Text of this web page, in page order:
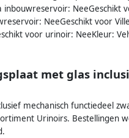
NeeGeschikt
NeeGeschikt voor
voor urinoir: NeeKleur:
met glas
mechanisch functiedeel
Urinoirs. Bestellingen